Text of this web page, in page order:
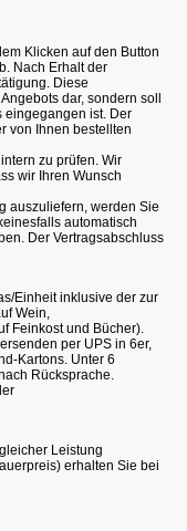
Klicken auf den Button
Nach Erhalt der
Diese
dar, sondern soll
eingegangen ist. Der
von Ihnen bestellten
zu prüfen. Wir
wir Ihren Wunsch
auszuliefern, werden Sie
automatisch
Der Vertragsabschluss
Einheit inklusive der zur
Wein,
Feinkost und Bücher).
per UPS in 6er,
Kartons. Unter 6
Rücksprache.
Leistung
erhalten Sie bei